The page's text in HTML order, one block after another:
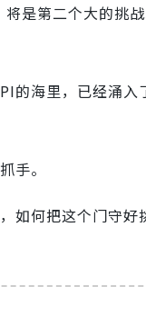
是第二个大的挑
的海里，已经涌
手。
如何把这个门守